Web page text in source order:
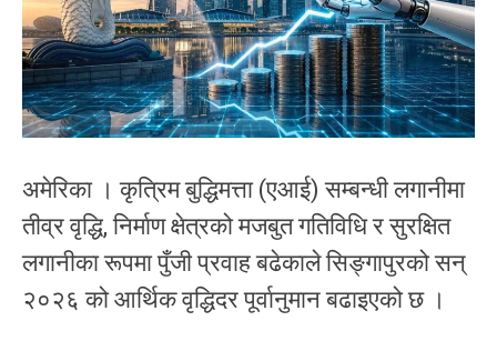
अमेरिका । कृत्रिम बुद्धिमत्ता (एआई) सम्बन्धी लगानीमा
तीव्र वृद्धि, निर्माण क्षेत्रको मजबुत गतिविधि र सुरक्षित
लगानीका रूपमा पुँजी प्रवाह बढेकाले सिङ्गापुरको सन्
२०२६ को आर्थिक वृद्धिदर पूर्वानुमान बढाइएको छ ।